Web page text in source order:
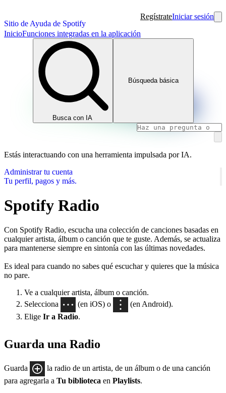
Sitio de Ayuda de Spotify
RegístrateIniciar sesión
InicioFunciones integradas en la aplicación
Busca con IA
Búsqueda básica
Estás interactuando con una herramienta impulsada por IA.
Administrar tu cuenta
Tu perfil, pagos y más.
Spotify Radio
Con Spotify Radio, escucha una colección de canciones basadas en
cualquier artista, álbum o canción que te guste. Además, se actualiza
para mantenerse siempre en sintonía con las últimas novedades.
Es ideal para cuando no sabes qué escuchar y quieres que la música
no pare.
Ve a cualquier artista, álbum o canción.
Selecciona
(en iOS) o
(en Android).
Elige Ir a Radio.
Guarda una Radio
Guarda
la radio de un artista, de un álbum o de una canción
para agregarla a Tu biblioteca en Playlists.